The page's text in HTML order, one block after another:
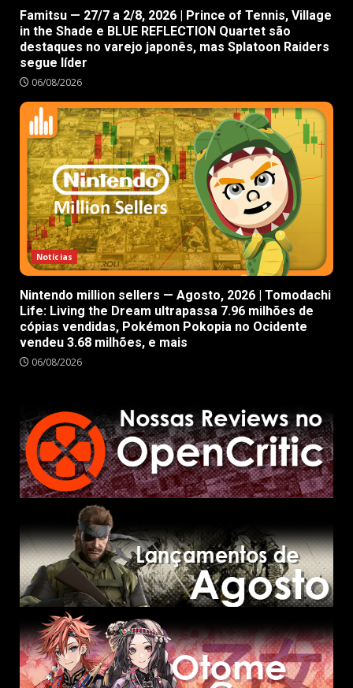
Famitsu — 27/7 a 2/8, 2026 | Prince of Tennis, Village
in the Shade e BLUE REFLECTION Quartet são
destaques no varejo japonês, mas Splatoon Raiders
segue líder
06/08/2026
Notícias
Nintendo million sellers — Agosto, 2026 | Tomodachi
Life: Living the Dream ultrapassa 7.96 milhões de
cópias vendidas, Pokémon Pokopia no Ocidente
vendeu 3.68 milhões, e mais
06/08/2026